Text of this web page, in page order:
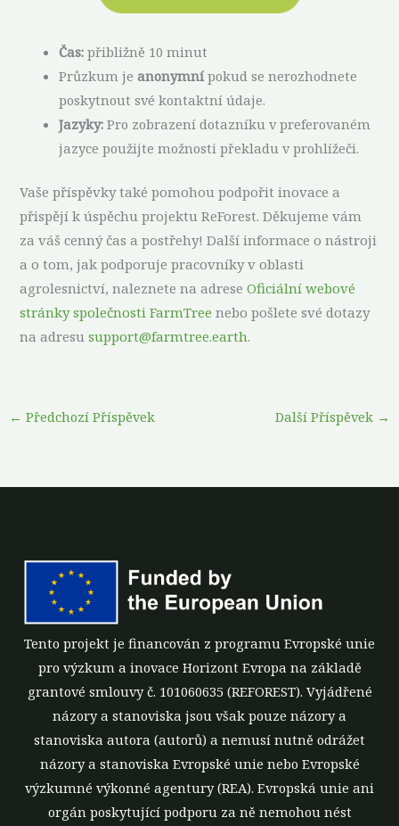
Čas: přibližně 10 minut
Průzkum jeanonymní pokud se nerozhodnete
poskytnout své kontaktní údaje.
Jazyky: Pro zobrazení dotazníku v preferovaném
jazyce použijte možnosti překladu v prohlížeči.
Vaše příspěvky také pomohou podpořit inovace a
přispějí k úspěchu projektu ReForest. Děkujeme vám
za váš cenný čas a postřehy! Další informace o nástroji
a o tom, jak podporuje pracovníky v oblasti
agrolesnictví, naleznete na adreseOficiální webové
stránky společnosti FarmTree nebo pošlete své dotazy
na adresusupport@farmtree.earth.
← Předchozí Příspěvek Další Příspěvek →
Tento projekt je financován z programu Evropské unie
pro výzkum a inovace Horizont Evropa na základě
grantové smlouvy č. 101060635 (REFOREST). Vyjádřené
názory a stanoviska jsou však pouze názory a
stanoviska autora (autorů) a nemusí nutně odrážet
názory a stanoviska Evropské unie nebo Evropské
výzkumné výkonné agentury (REA). Evropská unie ani
orgán poskytující podporu za ně nemohou nést